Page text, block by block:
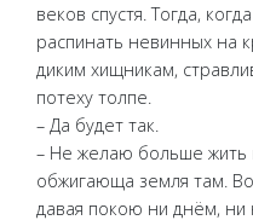
веков спустя. Тогда,
распинать невинных на
диким хищникам,
потеху толпе.
– Да будет так.
– Не желаю больше жить
обжигающа земля там.
давая покою ни днём,